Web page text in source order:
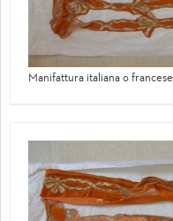
Manifattura italiana o francese